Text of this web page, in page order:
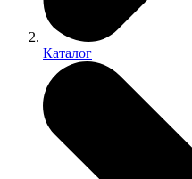
Каталог